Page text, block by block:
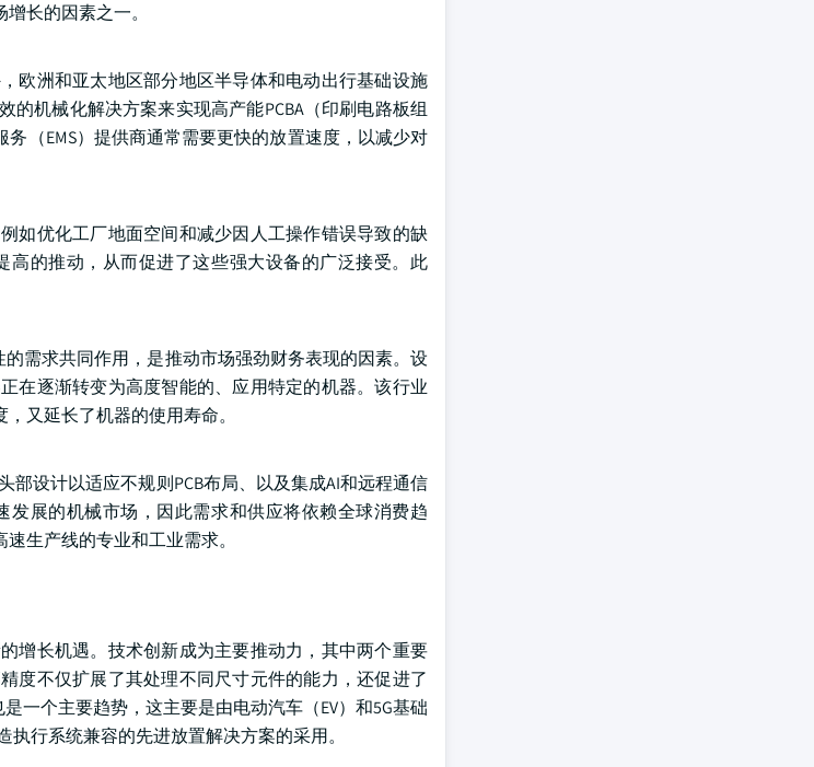
长的因素之一。
欧洲和亚太地区部分地区半导体和电动出行基础设施
机械化解决方案来实现高产能PCBA（印刷电路板组
（EMS）提供商通常需要更快的放置速度，以减少对
如优化工厂地面空间和减少因人工操作错误导致的缺
的推动，从而促进了这些强大设备的广泛接受。此
需求共同作用，是推动市场强劲财务表现的因素。设
在逐渐转变为高度智能的、应用特定的机器。该行业
又延长了机器的使用寿命。
设计以适应不规则PCB布局、以及集成AI和远程通信
展的机械市场，因此需求和供应将依赖全球消费趋
生产线的专业和工业需求。
增长机遇。技术创新成为主要推动力，其中两个重要
度不仅扩展了其处理不同尺寸元件的能力，还促进了
一个主要趋势，这主要是由电动汽车（EV）和5G基础
行系统兼容的先进放置解决方案的采用。